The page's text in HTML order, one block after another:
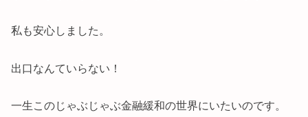
私も安心しました。
出口なんていらない！
一生このじゃぶじゃぶ金融緩和の世界にいたいのです。